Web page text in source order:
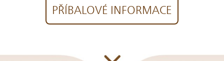
PŘÍBALOVÉ INFORMACE